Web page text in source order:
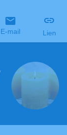
E-mail Lien